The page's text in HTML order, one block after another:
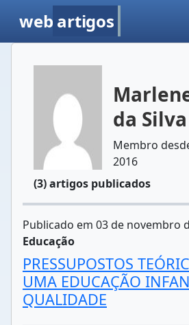
web artigos
da Silva
Membro
2016
(3) artigos publicados
Publicado em 03 de novembro
Educação
PRESSUPOSTOS
UMA EDUCAÇÃO
QUALIDADE